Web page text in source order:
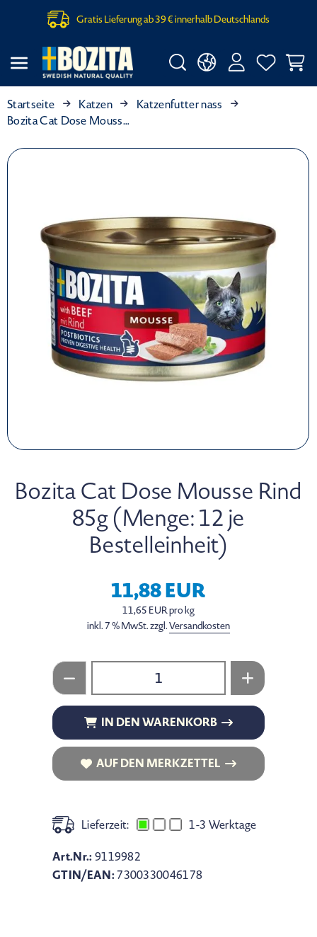
Gratis Lieferung ab 39 € innerhalb Deutschlands
Startseite Katzen
Katzenfutter nass
Bozita Cat Dose Mousse Rind 85g (Menge: 12 je Bestelleinheit)
Bozita Cat Dose Mousse Rind
85g (Menge: 12 je
Bestelleinheit)
11,88 EUR
11,65 EUR pro kg
inkl. 7 % MwSt. zzgl.Versandkosten
IN DEN WARENKORB
IN DEN WARENKORB
AUF DEN MERKZETTEL
AUF DEN MERKZETTEL
Lieferzeit: 1-3 Werktage
Art.Nr.:9119982
GTIN/EAN:7300330046178